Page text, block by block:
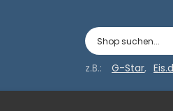
z.B.: G-Star